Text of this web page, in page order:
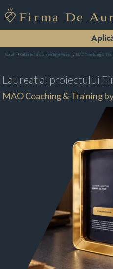
Acasă Cabinete Psihoterapie Târgu-Mureş MAO Coaching &
Laureat al proiectului
MAO Coaching & Training